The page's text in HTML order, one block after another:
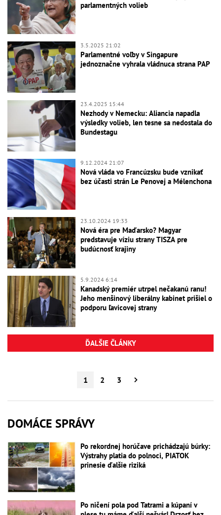
parlamentných volieb
3.5.2025 21:02
Parlamentné voľby v Singapure
jednoznačne vyhrala vládnuca strana PAP
23.4.2025 15:44
Nezhody v Nemecku: Aliancia napadla
výsledky volieb, len tesne sa nedostala do
Bundestagu
9.12.2024 21:07
Nová vláda vo Francúzsku bude vznikať
bez účasti strán Le Penovej a Mélenchona
23.10.2024 19:33
Nová éra pre Maďarsko? Magyar
predstavuje víziu strany TISZA pre
budúcnosť krajiny
5.9.2024 6:14
Kanadský premiér utrpel nečakanú ranu!
Jeho menšinový liberálny kabinet prišiel o
podporu ľavicovej strany
ĎALŠIE ČLÁNKY
1 2 3
DOMÁCE SPRÁVY
Po rekordnej horúčave prichádzajú búrky:
Výstrahy platia do polnoci, PIATOK
prinesie ďalšie riziká
Po ničení pola pod Tatrami a kúpaní v